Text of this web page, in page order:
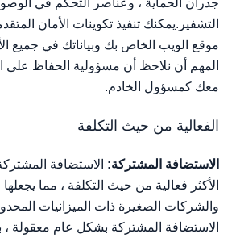
التشفير.يمكنك تنفيذ تكوينات الأمان
موقع الويب الخاص بك وبياناتك في جميع
المهم أن نلاحظ أن مسؤولية الحفاظ على
معك كمسؤول الخادم.
الفعالية من حيث التكلفة
الاستضافة المشتركة: الاستضافة
الأكثر فعالية من حيث التكلفة ، مما يجعلها
والشركات الصغيرة ذات الميزانيات
الاستضافة المشتركة بشكل عام معقولة ،